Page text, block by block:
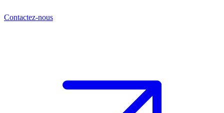
Contactez-nous